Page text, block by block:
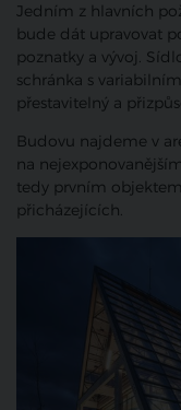
Jedním z hlavních
bude dát upravovat
poznatky a vývoj.
schránka s
přestavitelný a
Budovu najdeme v
na
tedy prvním
přicházejících.